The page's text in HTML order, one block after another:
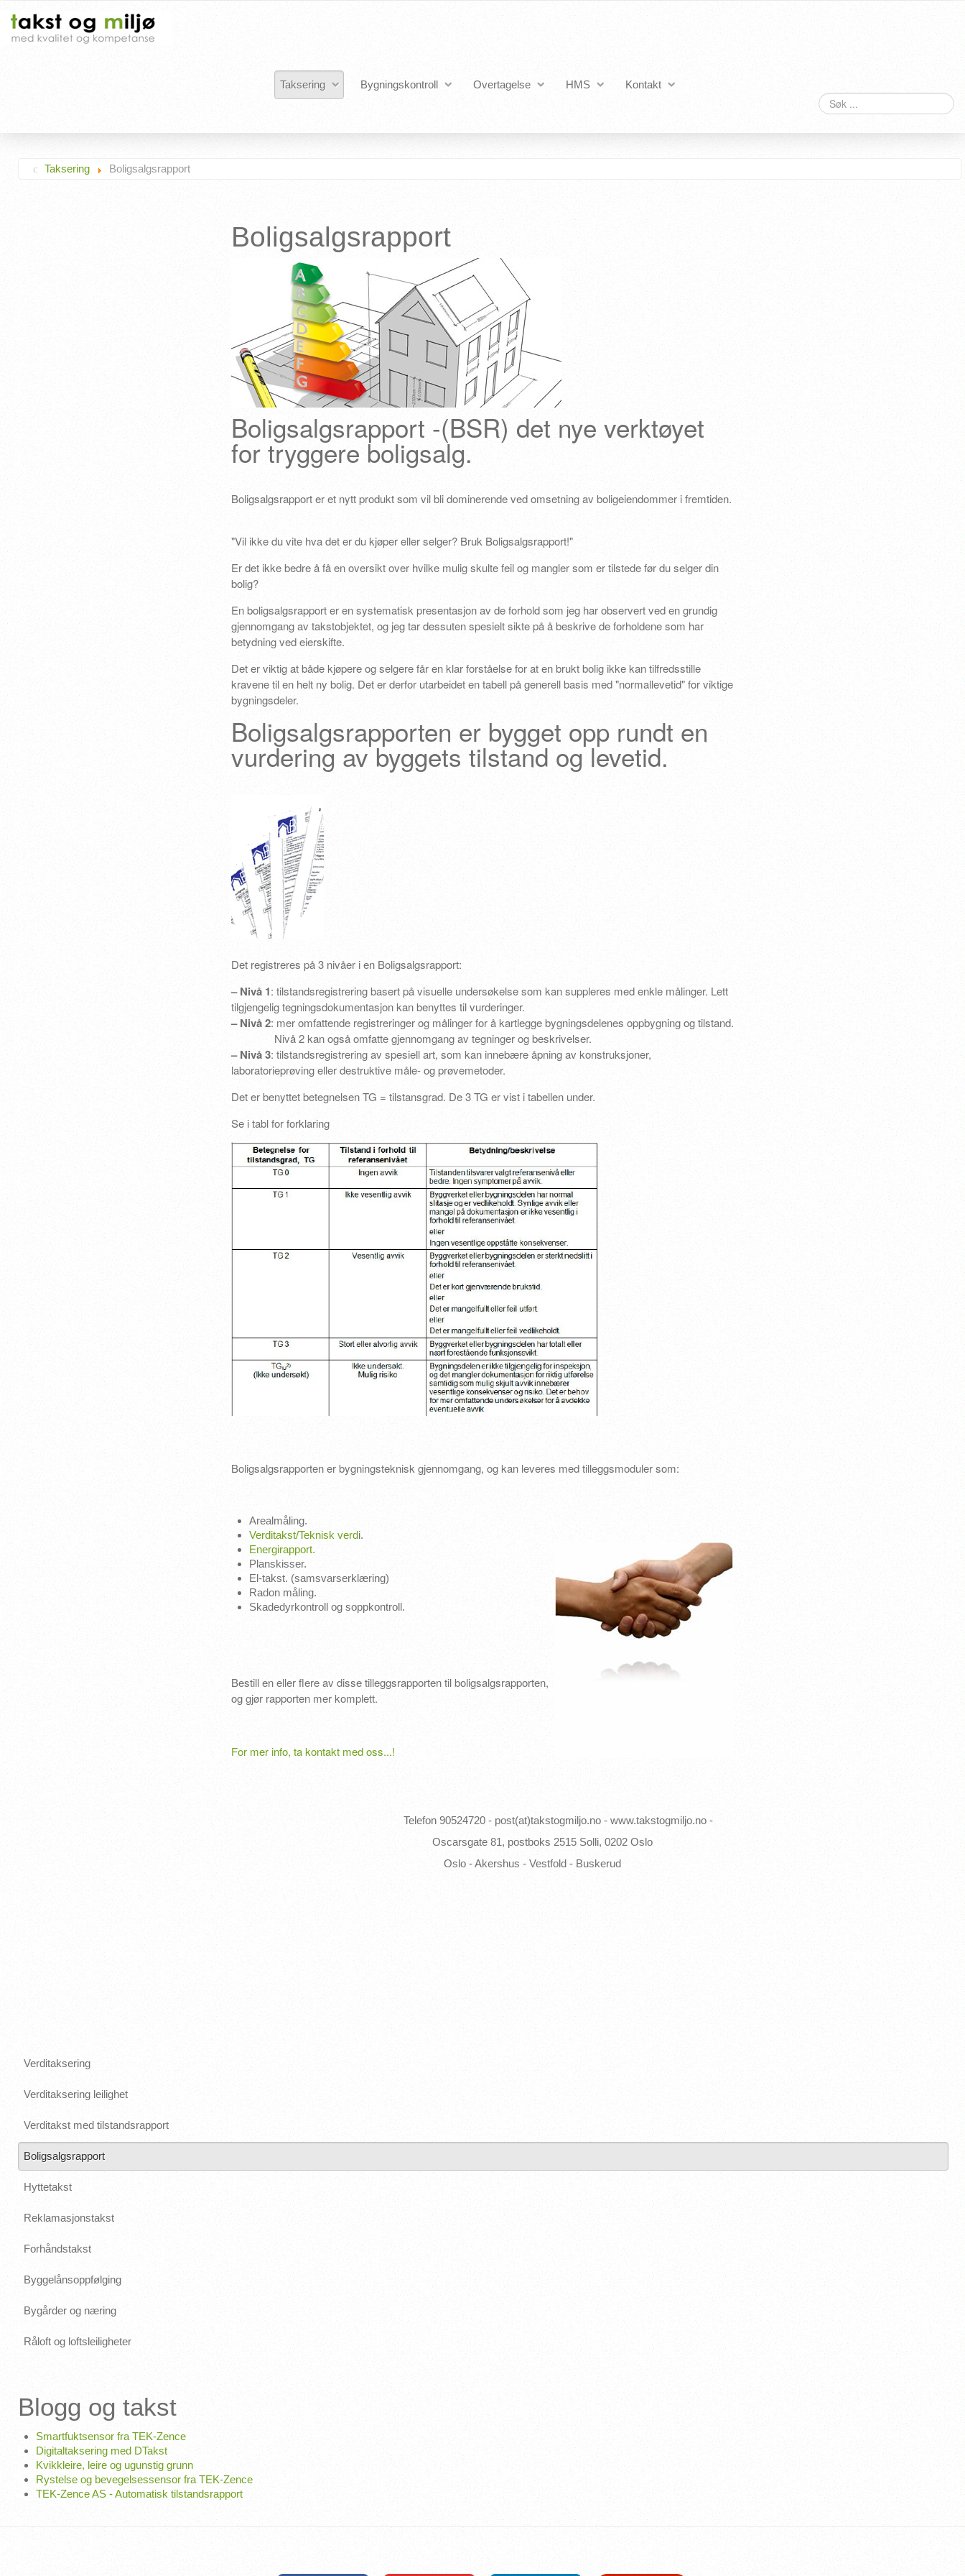
Taksering Bygningskontroll Overtagelse HMS Kontakt
Søk
Taksering Boligsalgsrapport
Boligsalgsrapport
Boligsalgsrapport -(BSR) det nye verktøyet
for tryggere boligsalg.
Boligsalgsrapport er et nytt produkt som vil bli dominerende ved omsetning av boligeiendommer i fremtiden.
"Vil ikke du vite hva det er du kjøper eller selger? Bruk Boligsalgsrapport!"
Er det ikke bedre å få en oversikt over hvilke mulig skulte feil og mangler som er tilstede før du selger din
bolig?
En boligsalgsrapport er en systematisk presentasjon av de forhold som jeg har observert ved en grundig
gjennomgang av takstobjektet, og jeg tar dessuten spesielt sikte på å beskrive de forholdene som har
betydning ved eierskifte.
Det er viktig at både kjøpere og selgere får en klar forståelse for at en brukt bolig ikke kan tilfredsstille
kravene til en helt ny bolig. Det er derfor utarbeidet en tabell på generell basis med "normallevetid" for viktige
bygningsdeler.
Boligsalgsrapporten er bygget opp rundt en
vurdering av byggets tilstand og levetid.
Det registreres på 3 nivåer i en Boligsalgsrapport:
– Nivå 1: tilstandsregistrering basert på visuelle undersøkelse som kan suppleres med enkle målinger. Lett
tilgjengelig tegningsdokumentasjon kan benyttes til vurderinger.
– Nivå 2: mer omfattende registreringer og målinger for å kartlegge bygningsdelenes oppbygning og tilstand.
Nivå 2 kan også omfatte gjennomgang av tegninger og beskrivelser.
– Nivå 3: tilstandsregistrering av spesiell art, som kan innebære åpning av konstruksjoner,
laboratorieprøving eller destruktive måle- og prøvemetoder.
Det er benyttet betegnelsen TG = tilstansgrad. De 3 TG er vist i tabellen under.
Se i tabl for forklaring
Boligsalgsrapporten er bygningsteknisk gjennomgang, og kan leveres med tilleggsmoduler som:
Arealmåling.
Verditakst/Teknisk verdi.
Energirapport.
Planskisser.
El-takst. (samsvarserklæring)
Radon måling.
Skadedyrkontroll og soppkontroll.
Bestill en eller flere av disse tilleggsrapporten til boligsalgsrapporten,
og gjør rapporten mer komplett.
For mer info, ta kontakt med oss...!
Telefon 90524720 - post(at)takstogmiljo.no - www.takstogmiljo.no -
Oscarsgate 81, postboks 2515 Solli, 0202 Oslo
Oslo - Akershus - Vestfold - Buskerud
Verditaksering
Verditaksering leilighet
Verditakst med tilstandsrapport
Boligsalgsrapport
Hyttetakst
Reklamasjonstakst
Forhåndstakst
Byggelånsoppfølging
Bygårder og næring
Råloft og loftsleiligheter
Blogg og takst
Smartfuktsensor fra TEK-Zence
Digitaltaksering med DTakst
Kvikkleire, leire og ugunstig grunn
Rystelse og bevegelsessensor fra TEK-Zence
TEK-Zence AS - Automatisk tilstandsrapport